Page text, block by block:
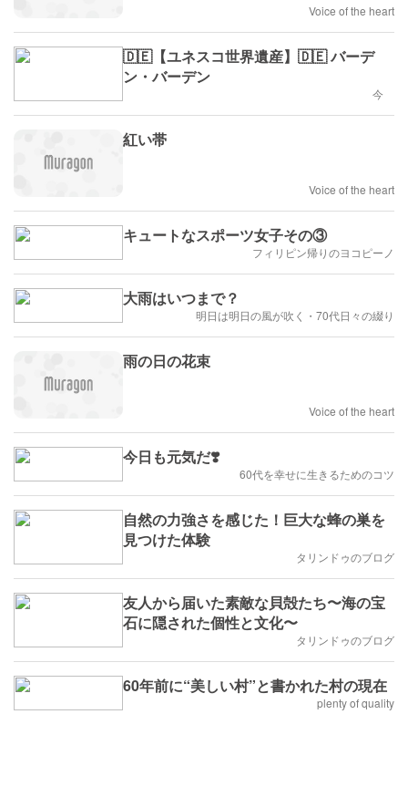
Voice of the heart
🇩🇪【ユネスコ世界遺産】🇩🇪 バーデ
ン・バーデン
今
紅い帯
Voice of the heart
キュートなスポーツ女子その③
フィリピン帰りのヨコピーノ
大雨はいつまで？
明日は明日の風が吹く・70代日々の綴り
雨の日の花束
Voice of the heart
今日も元気だ❣️
60代を幸せに生きるためのコツ
自然の力強さを感じた！巨大な蜂の巣を
見つけた体験
タリンドゥのブログ
友人から届いた素敵な貝殻たち〜海の宝
石に隠された個性と文化〜
タリンドゥのブログ
60年前に“美しい村”と書かれた村の現在
plenty of quality